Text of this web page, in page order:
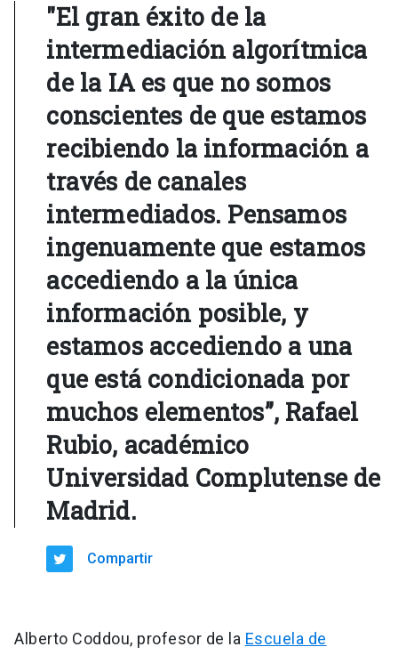
"El gran éxito de la
intermediación algorítmica
de la IA es que no somos
conscientes de que estamos
recibiendo la información a
través de canales
intermediados. Pensamos
ingenuamente que estamos
accediendo a la única
información posible, y
estamos accediendo a una
que está condicionada por
muchos elementos”, Rafael
Rubio, académico
Universidad Complutense de
Madrid.
Compartir
Alberto Coddou, profesor de la Escuela de